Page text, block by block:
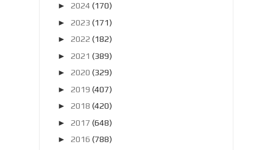
► 2024 (170)
► 2023 (171)
► 2022 (182)
► 2021 (389)
► 2020 (329)
► 2019 (407)
► 2018 (420)
► 2017 (648)
► 2016 (788)